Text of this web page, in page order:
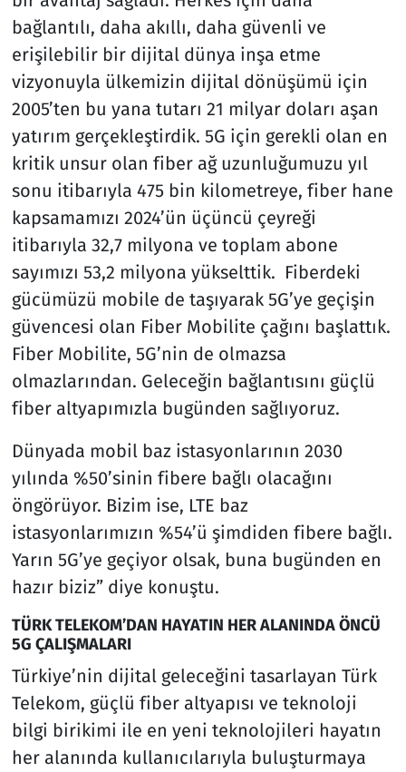
bağlantılı, daha akıllı, daha güvenli ve
erişilebilir bir dijital dünya inşa etme
vizyonuyla ülkemizin dijital dönüşümü için
2005’ten bu yana tutarı 21 milyar doları aşan
yatırım gerçekleştirdik. 5G için gerekli olan en
kritik unsur olan fiber ağ uzunluğumuzu yıl
sonu itibarıyla 475 bin kilometreye, fiber hane
kapsamamızı 2024’ün üçüncü çeyreği
itibarıyla 32,7 milyona ve toplam abone
sayımızı 53,2 milyona yükselttik. Fiberdeki
gücümüzü mobile de taşıyarak 5G’ye geçişin
güvencesi olan Fiber Mobilite çağını başlattık.
Fiber Mobilite, 5G’nin de olmazsa
olmazlarından. Geleceğin bağlantısını güçlü
fiber altyapımızla bugünden sağlıyoruz.
Dünyada mobil baz istasyonlarının 2030
yılında %50’sinin fibere bağlı olacağını
öngörüyor. Bizim ise, LTE baz
istasyonlarımızın %54’ü şimdiden fibere bağlı.
Yarın 5G’ye geçiyor olsak, buna bugünden en
hazır biziz” diye konuştu.
TÜRK TELEKOM’DAN HAYATIN HER ALANINDA ÖNCÜ
5G ÇALIŞMALARI
Türkiye’nin dijital geleceğini tasarlayan Türk
Telekom, güçlü fiber altyapısı ve teknoloji
bilgi birikimi ile en yeni teknolojileri hayatın
her alanında kullanıcılarıyla buluşturmaya